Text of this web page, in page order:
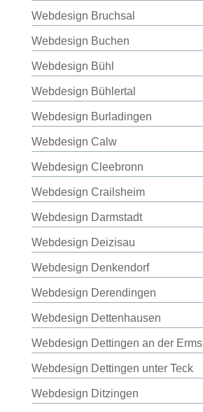
Webdesign Bruchsal
Webdesign Buchen
Webdesign Bühl
Webdesign Bühlertal
Webdesign Burladingen
Webdesign Calw
Webdesign Cleebronn
Webdesign Crailsheim
Webdesign Darmstadt
Webdesign Deizisau
Webdesign Denkendorf
Webdesign Derendingen
Webdesign Dettenhausen
Webdesign Dettingen an der Erms
Webdesign Dettingen unter Teck
Webdesign Ditzingen